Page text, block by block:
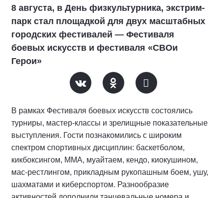
8 августа, в День физкультурника, экстрим-
парк стал площадкой для двух масштабных
городских фестивалей — Фестиваля
боевых искусств и фестиваля «СВОи
Герои»
В рамках Фестиваля боевых искусств состоялись
турниры, мастер-классы и зрелищные показательные
выступления. Гости познакомились с широким
спектром спортивных дисциплин: баскетболом,
кикбоксингом, ММА, муайтаем, кендо, киокушином,
мас-рестлингом, прикладным рукопашным боем, ушу,
шахматами и киберспортом. Разнообразие